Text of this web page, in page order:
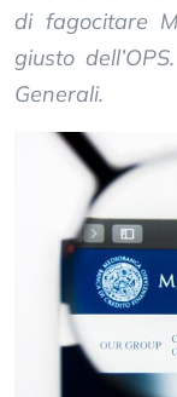
di fagocitare
giusto
Generali.